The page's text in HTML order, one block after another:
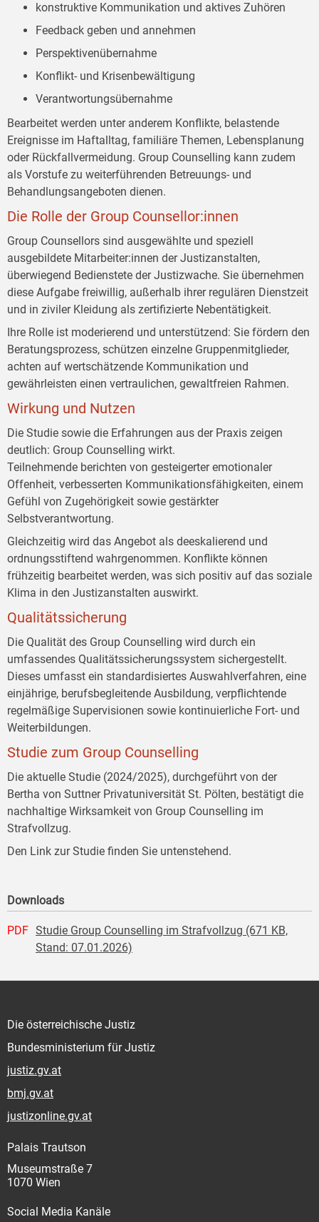
konstruktive Kommunikation und aktives Zuhören
Feedback geben und annehmen
Perspektivenübernahme
Konflikt- und Krisenbewältigung
Verantwortungsübernahme
Bearbeitet werden unter anderem Konflikte, belastende
Ereignisse im Haftalltag, familiäre Themen, Lebensplanung
oder Rückfallvermeidung. Group Counselling kann zudem
als Vorstufe zu weiterführenden Betreuungs- und
Behandlungsangeboten dienen.
Die Rolle der Group Counsellor:innen
Group Counsellors sind ausgewählte und speziell
ausgebildete Mitarbeiter:innen der Justizanstalten,
überwiegend Bedienstete der Justizwache. Sie übernehmen
diese Aufgabe freiwillig, außerhalb ihrer regulären Dienstzeit
und in ziviler Kleidung als zertifizierte Nebentätigkeit.
Ihre Rolle ist moderierend und unterstützend: Sie fördern den
Beratungsprozess, schützen einzelne Gruppenmitglieder,
achten auf wertschätzende Kommunikation und
gewährleisten einen vertraulichen, gewaltfreien Rahmen.
Wirkung und Nutzen
Die Studie sowie die Erfahrungen aus der Praxis zeigen
deutlich: Group Counselling wirkt.
Teilnehmende berichten von gesteigerter emotionaler
Offenheit, verbesserten Kommunikationsfähigkeiten, einem
Gefühl von Zugehörigkeit sowie gestärkter
Selbstverantwortung.
Gleichzeitig wird das Angebot als deeskalierend und
ordnungsstiftend wahrgenommen. Konflikte können
frühzeitig bearbeitet werden, was sich positiv auf das soziale
Klima in den Justizanstalten auswirkt.
Qualitätssicherung
Die Qualität des Group Counselling wird durch ein
umfassendes Qualitätssicherungssystem sichergestellt.
Dieses umfasst ein standardisiertes Auswahlverfahren, eine
einjährige, berufsbegleitende Ausbildung, verpflichtende
regelmäßige Supervisionen sowie kontinuierliche Fort- und
Weiterbildungen.
Studie zum Group Counselling
Die aktuelle Studie (2024/2025), durchgeführt von der
Bertha von Suttner Privatuniversität St. Pölten, bestätigt die
nachhaltige Wirksamkeit von Group Counselling im
Strafvollzug.
Den Link zur Studie finden Sie untenstehend.
Downloads
PDF Studie Group Counselling im Strafvollzug (671 KB,
Stand: 07.01.2026)
Die österreichische Justiz
Bundesministerium für Justiz
justiz.gv.at
bmj.gv.at
justizonline.gv.at
Palais Trautson
Museumstraße 7
1070 Wien
Social Media Kanäle